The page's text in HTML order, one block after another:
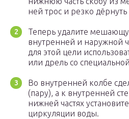
ней трос и резко дёрнуть
Теперь удалите
внутренней и наружной
для этой цели
или дрель со
Во внутренней колбе
(пару), а к внутренней
нижней частях
циркуляции воды.